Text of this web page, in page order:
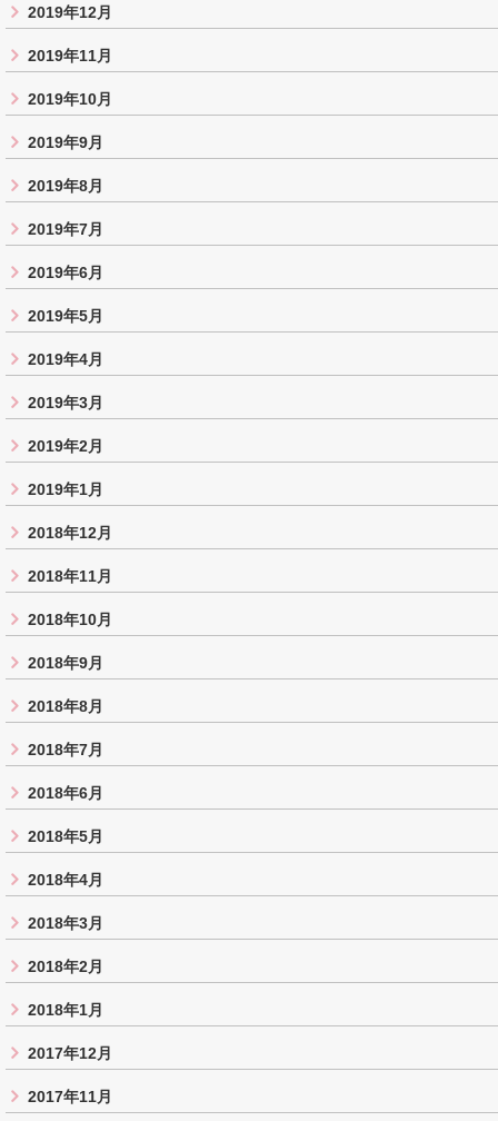
2019年12月
2019年11月
2019年10月
2019年9月
2019年8月
2019年7月
2019年6月
2019年5月
2019年4月
2019年3月
2019年2月
2019年1月
2018年12月
2018年11月
2018年10月
2018年9月
2018年8月
2018年7月
2018年6月
2018年5月
2018年4月
2018年3月
2018年2月
2018年1月
2017年12月
2017年11月